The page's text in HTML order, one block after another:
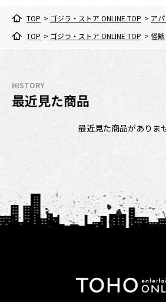
TOP > ゴジラ・ストア ONLINE TOP > ア
TOP > ゴジラ・ストア ONLINE TOP > 怪獣
HISTORY
最近見た商品
最近見た商品がありま